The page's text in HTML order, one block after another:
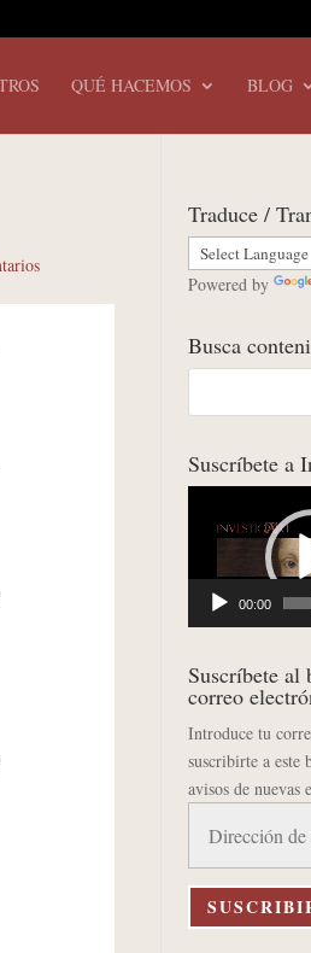
QUÉ HACEMOS BLOG
Traduce /
Powered by
Busca
Suscríbete a
00:00
Suscríbete al
correo
Introduce tu
suscribirte a
avisos de nuevas
correo
electrónico